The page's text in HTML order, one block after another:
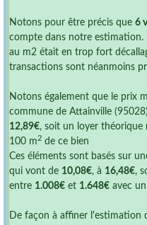
Notons pour être précis que 6
compte dans notre estimation.
au m2 était en trop fort
transactions sont néanmoins
Notons également que le prix
commune de Attainville
12,89€, soit un loyer théorique
100 m 2 de ce bien
Ces éléments sont basés sur
qui vont de 10,08€, à 16,48€,
entre 1.008€ et 1.648€ avec
De façon à affiner l'estimation